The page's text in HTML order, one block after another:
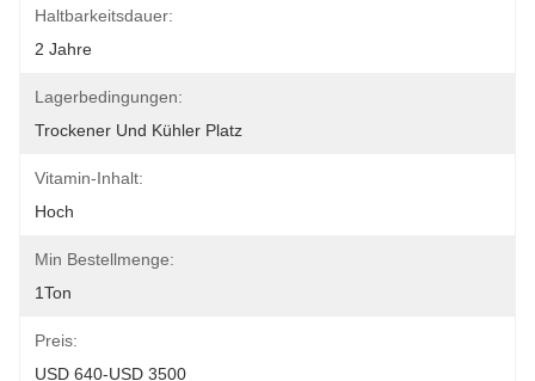
Haltbarkeitsdauer:
2 Jahre
Lagerbedingungen:
Trockener Und Kühler Platz
Vitamin-Inhalt:
Hoch
Min Bestellmenge:
1Ton
Preis:
USD 640-USD 3500